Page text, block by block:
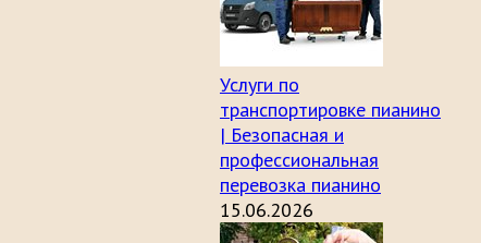
Услуги по
транспортировке пианино
| Безопасная и
профессиональная
перевозка пианино
15.06.2026